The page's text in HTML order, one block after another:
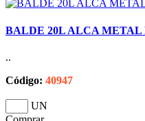
BALDE 20L ALCA METAL
..
Código: 40947
UN